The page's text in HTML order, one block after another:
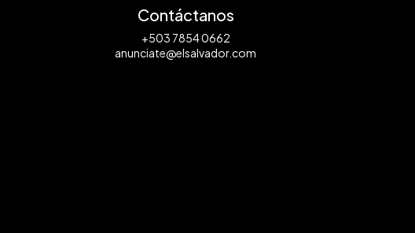
Contáctanos
+503 7854 0662
anunciate@elsalvador.com